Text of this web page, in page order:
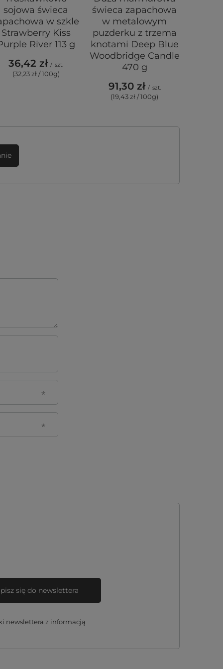
sojowa świeca
w szkle
Strawberry Kiss
River 113 g
36,42 zł / szt.
(32,23 zł / 100g)
świeca zapachowa
w metalowym
puzderku z trzema
knotami Deep Blue
Woodbridge Candle
470 g
91,30 zł / szt.
(19,43 zł / 100g)
newslettera z informacją
się do newslettera